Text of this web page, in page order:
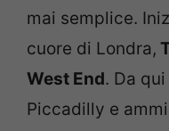
mai semplice.
cuore di Londra,
West End. Da
Piccadilly e